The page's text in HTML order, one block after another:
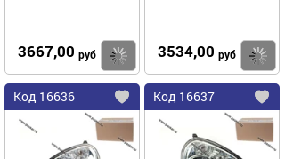
3667,00 руб Купить
3534,00 руб
Код 16636
Добавить
в
избранное
Код 16637
в